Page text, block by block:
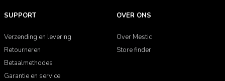
SUPPORT
Verzending en levering
Retourneren
Betaalmethodes
Garantie en service
OVER ONS
Over Mestic
Store finder